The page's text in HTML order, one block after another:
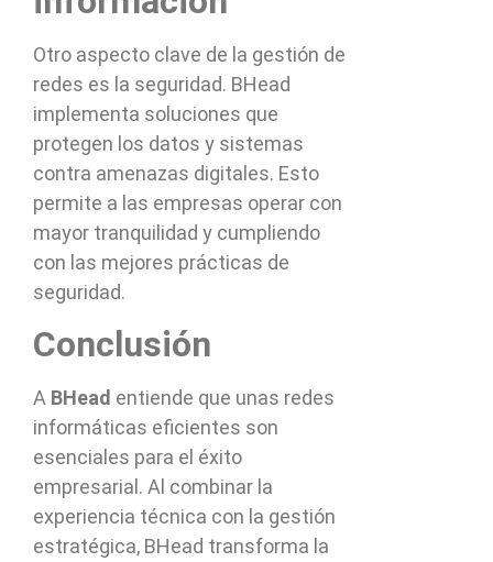
Otro aspecto clave de la gestión de
redes es la seguridad. BHead
implementa soluciones que
protegen los datos y sistemas
contra amenazas digitales. Esto
permite a las empresas operar con
mayor tranquilidad y cumpliendo
con las mejores prácticas de
seguridad.
Conclusión
A BHead entiende que unas redes
informáticas eficientes son
esenciales para el éxito
empresarial. Al combinar la
experiencia técnica con la gestión
estratégica, BHead transforma la